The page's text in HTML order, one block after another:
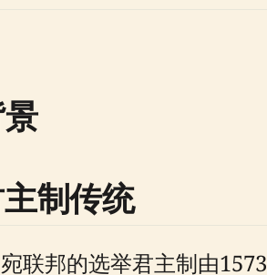
制传统
联邦的选举君主制由